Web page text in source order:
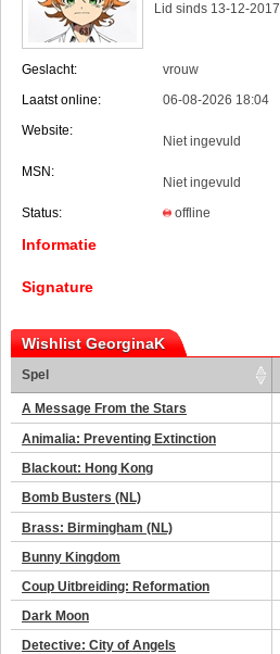
Lid sinds 13-12-2017
Geslacht:
vrouw
Laatst online:
06-08-2026 18:04
Website:
Niet ingevuld
MSN:
Niet ingevuld
Status:
offline
Informatie
Signature
Wishlist GeorginaK
Spel
A Message From the Stars
Animalia: Preventing Extinction
Blackout: Hong Kong
Bomb Busters (NL)
Brass: Birmingham (NL)
Bunny Kingdom
Coup Uitbreiding: Reformation
Dark Moon
Detective: City of Angels